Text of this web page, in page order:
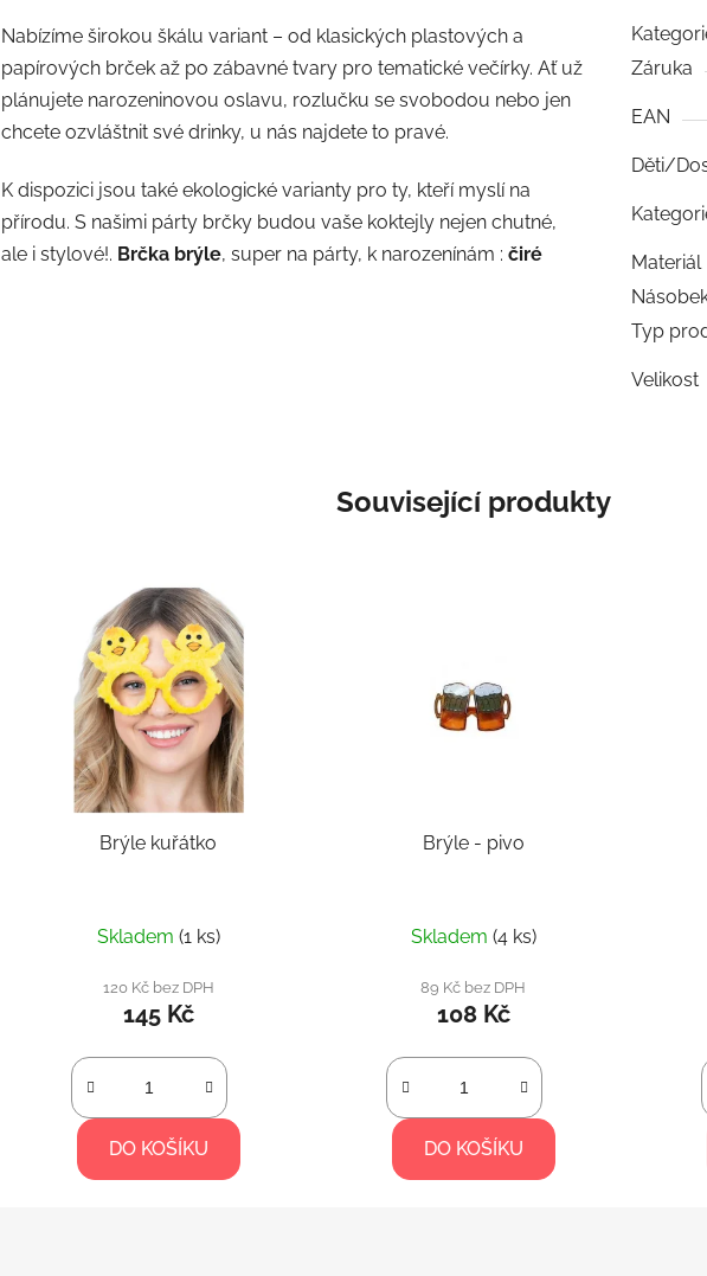
Nabízíme širokou škálu variant – od klasických plastových a
papírových brček až po zábavné tvary pro tematické večírky. Ať už
plánujete narozeninovou oslavu, rozlučku se svobodou nebo jen
chcete ozvláštnit své drinky, u nás najdete to pravé.
K dispozici jsou také ekologické varianty pro ty, kteří myslí na
přírodu. S našimi párty brčky budou vaše koktejly nejen chutné,
ale i stylové!. Brčka brýle, super na párty, k narozenínám : čiré
Záruka
EAN
Děti/
Materiál
Typ
Velikost
Související produkty
Brýle kuřátko
Skladem (1 ks)
120 Kč bez DPH
145 Kč
DO KOŠÍKU
Brýle - pivo
Skladem (4 ks)
89 Kč bez DPH
108 Kč
DO KOŠÍKU